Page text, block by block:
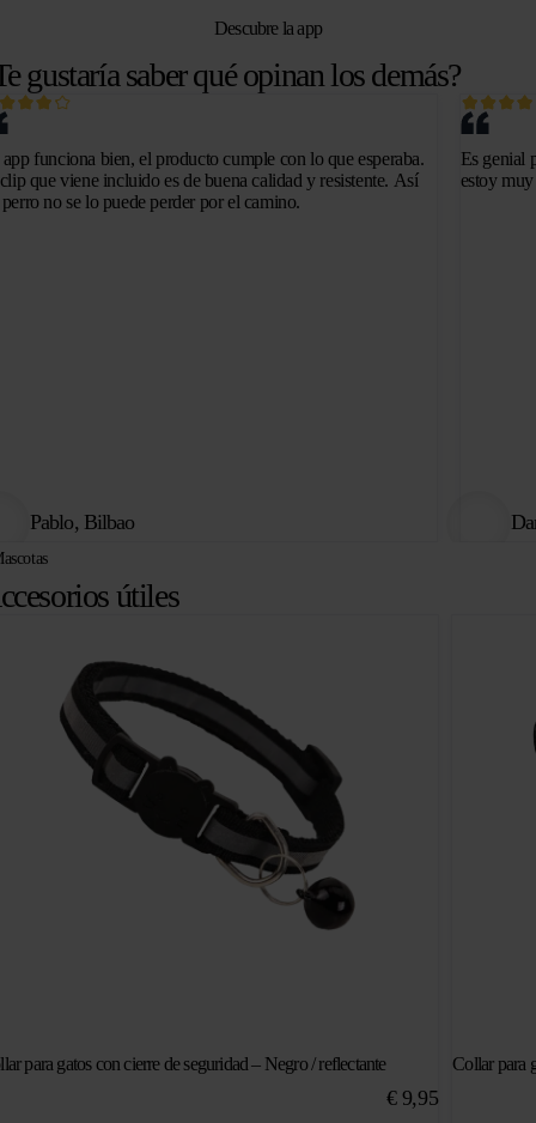
Descubre la app
gustaría saber qué opinan los demás?
funciona bien, el producto cumple con lo que esperaba.
que viene incluido es de buena calidad y resistente. Así
no se lo puede perder por el camino.
Pablo, Bilbao
Es genial
estoy
útiles
para gatos con cierre de seguridad – Negro / reflectante
€9,95
Collar para